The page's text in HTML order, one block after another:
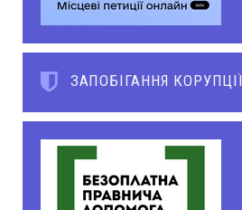
ЗАПОБІГАННЯ КОРУПЦІЇ